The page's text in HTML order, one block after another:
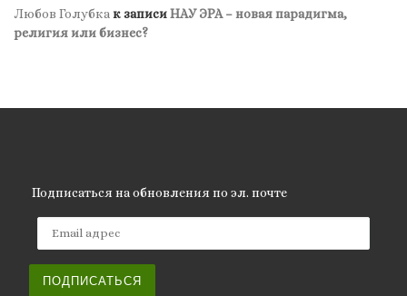
Любов Голубка к записиНАУ ЭРА – новая парадигма,
религия или бизнес?
Подписаться на обновления по эл. почте
ПОДПИСАТЬСЯ